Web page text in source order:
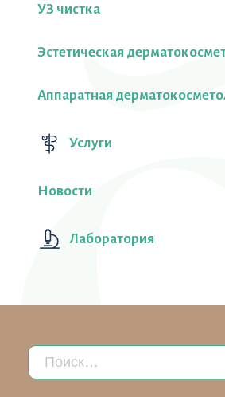
УЗ чистка
Эстетическая
Аппаратная
Услуги
Новости
Лаборатория